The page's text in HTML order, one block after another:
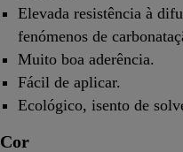
Elevada resistência à
fenómenos de
Muito boa aderência.
Fácil de aplicar.
Ecológico, isento de
Cor